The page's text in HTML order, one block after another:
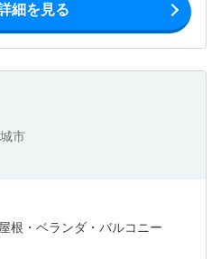
細を見る
市
屋根・ ベランダ・バルコニー